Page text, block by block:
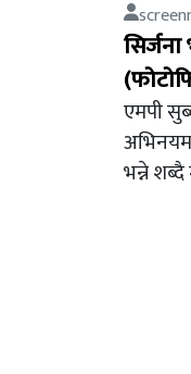
एमपी
भन्ने